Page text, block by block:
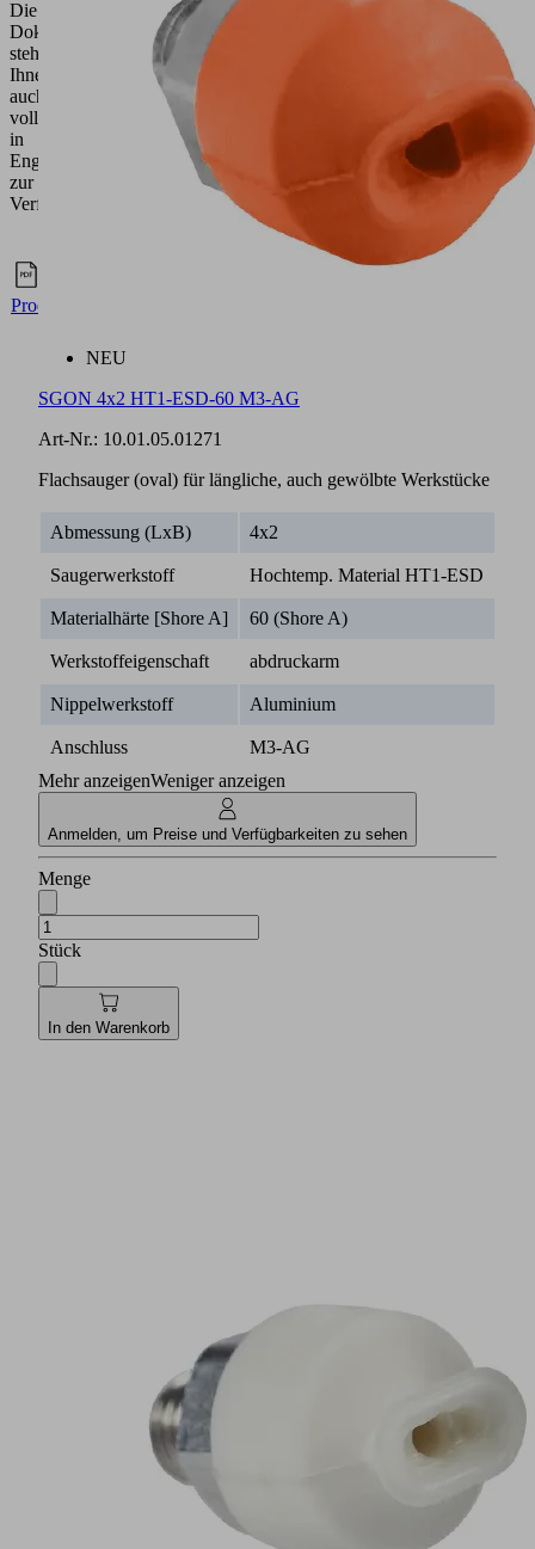
Die
Dokumentation
steht
Ihnen
auch
vollumfänglich
in
Englisch
zur
Verfügung.
Produktfamilienübersicht
NEU
SGON 4x2 HT1-ESD-60 M3-AG
Art-Nr.: 10.01.05.01271
Flachsauger (oval) für längliche, auch gewölbte Werkstücke
Abmessung (LxB) 4x2
Saugerwerkstoff Hochtemp. Material HT1-ESD
Materialhärte [Shore A] 60 (Shore A)
Werkstoffeigenschaft abdruckarm
Nippelwerkstoff Aluminium
Anschluss
M3-AG
Mehr anzeigenWeniger anzeigen
Anmelden, um Preise und Verfügbarkeiten zu sehen
Menge
Stück
In den Warenkorb